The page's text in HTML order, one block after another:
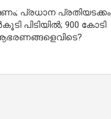
പ്രധാന പ്രതിയടക്കം
പിടിയില്‍; 900 കോടി